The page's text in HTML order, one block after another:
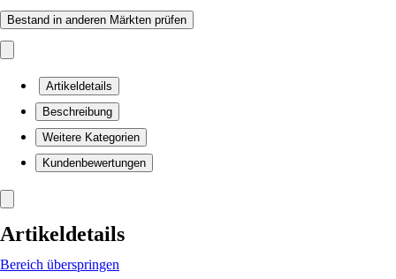
Bestand in anderen Märkten prüfen
Artikeldetails
Beschreibung
Weitere Kategorien
Kundenbewertungen
Artikeldetails
Bereich überspringen